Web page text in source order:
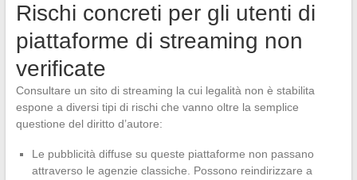
Rischi concreti per gli utenti di
piattaforme di streaming non
verificate
Consultare un sito di streaming la cui legalità non è stabilita
espone a diversi tipi di rischi che vanno oltre la semplice
questione del diritto d’autore:
Le pubblicità diffuse su queste piattaforme non passano
attraverso le agenzie classiche. Possono reindirizzare a